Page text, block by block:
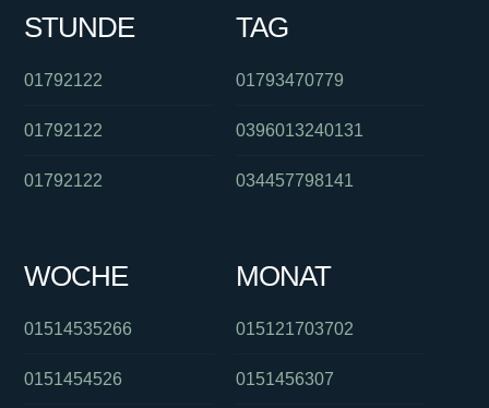
STUNDE
01792122
01792122
01792122
TAG
01793470779
0396013240131
034457798141
WOCHE
01514535266
0151454526
MONAT
015121703702
0151456307